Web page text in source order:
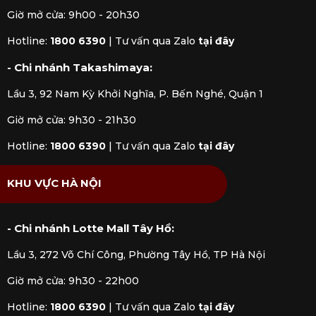
liệu của lọ đường thường là thủy tinh, nhựa hoặc
gốm sứ, giúp bảo quản đường tốt và dễ dàng vệ
kín để giữ cho đường không bị ẩm và bám bụi,
đảm bảo đường luôn khô ráo và sẵn sàng sử
hạt hoặc tiêu xay. Chúng thường có nắp đậy chắc
chắn, đảm bảo giữ cho tiêu luôn tươi mới và
người dùng dễ dàng lấy tiêu khi sử dụng, mang
những loại lọ tiêu được làm từ thủy tinh hoặc
nhựa cao cấp, bạn có thể dễ dàng quan sát lượng
Giờ mở cửa: 9h00 - 20h30
Hotline: 1800 6390 | Tư vấn qua Zalo tại đây
- Chi nhánh Takashimaya:
Lầu 3, 92 Nam Kỳ Khởi Nghĩa, P. Bến Nghé, Quận 1
Giờ mở cửa: 9h30 - 21h30
Hotline: 1800 6390 | Tư vấn qua Zalo tại đây
KHU VỰC HÀ NỘI
- Chi nhánh Lotte Mall Tây Hồ:
Lầu 3, 272 Võ Chí Công, Phường Tây Hồ, TP Hà Nội
Giờ mở cửa: 9h30 - 22h00
Hotline: 1800 6390 | Tư vấn qua Zalo tại đây